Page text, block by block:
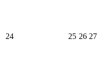
24 25 26 27